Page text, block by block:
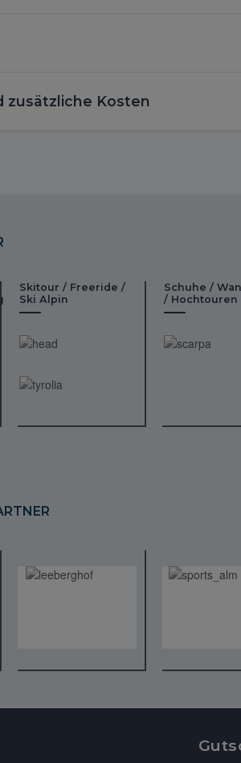
zusätzliche Kosten
Skitour / Freeride /
Ski Alpin
Schuhe /
/ Hochtouren